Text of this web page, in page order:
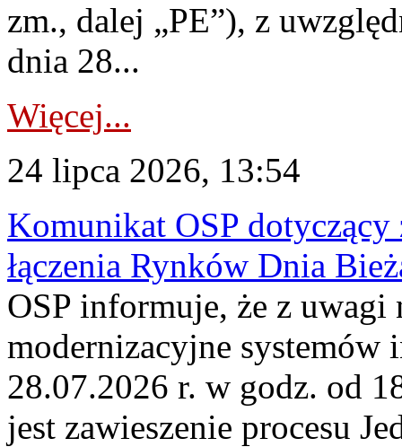
zm., dalej „PE”), z
dnia 28...
Więcej...
24 lipca 2026, 13:54
Komunikat OSP dotyczący
łączenia Rynków Dnia
OSP informuje, że z uwagi
modernizacyjne
28.07.2026 r. w godz. od
jest zawieszenie procesu